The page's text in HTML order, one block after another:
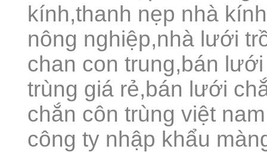
kính,thanh nẹp nhà
nông nghiệp,nhà lưới
chan con trung,bán
trùng giá rẻ,bán lưới
chắn côn trùng việt
công ty nhập khẩu